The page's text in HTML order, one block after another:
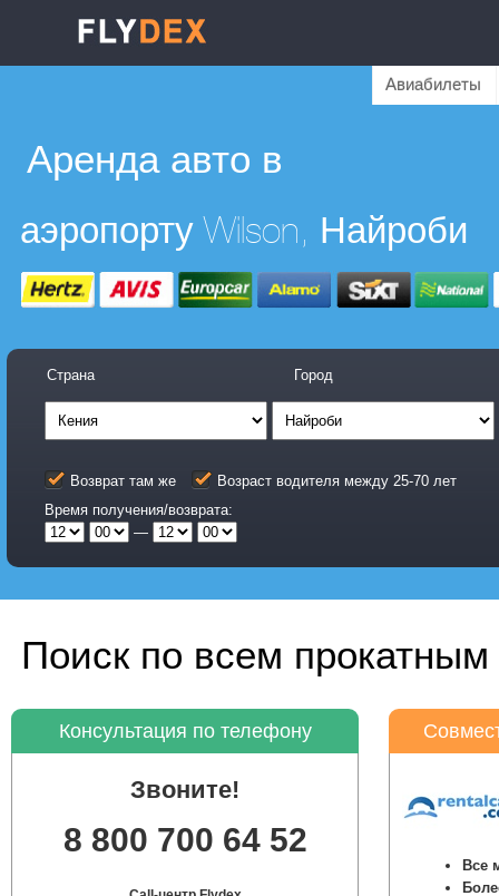
Авиабилеты
Аренда авто в
аэропорту Wilson, Найроби
Страна Город
Возврат там же
Возраст водителя между 25-70 лет
Время получения/возврата:
—
Поиск по всем
Консультация по телефону
Звоните!
8 800 700 64 52
Все